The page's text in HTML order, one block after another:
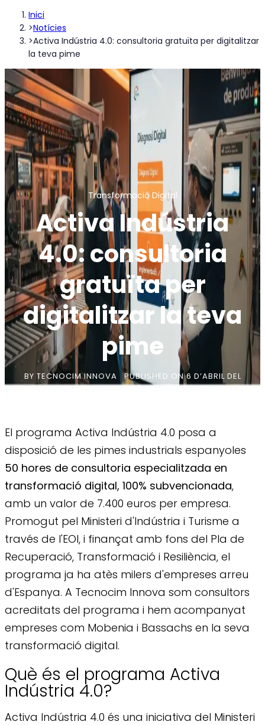
Inici
>Notícies
>Activa Indústria 4.0: consultoria gratuïta per digitalitzar
la teva pime
Transformació Digital
Activa Indústria
4.0: consultoria
gratuïta per
digitalitzar la teva
pime
BY TECNOCIM INNOVA PUBLISHED ON 6 D’ABRIL DEL
2026
El programa Activa Indústria 4.0 posa a
disposició de les pimes industrials espanyoles
50 hores de consultoria especialitzada en
transformació digital, 100% subvencionada,
amb un valor de 7.400 euros per empresa.
Promogut pel Ministeri d'Indústria i Turisme a
través de l'EOI, i finançat amb fons del Pla de
Recuperació, Transformació i Resiliència, el
programa ja ha atès milers d'empreses arreu
d'Espanya. A Tecnocim Innova som consultors
acreditats del programa i hem acompanyat
empreses com Mobenia i Bassachs en la seva
transformació digital.
Què és el programa Activa
Indústria 4.0?
Activa Indústria 4.0 és una iniciativa del Ministeri